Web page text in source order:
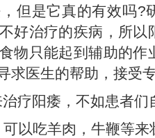
但是它真的有效吗?
好治疗的疾病，所以
物只能起到辅助的作
求医生的帮助，接受
疗阳痿，不如患者们
以吃羊肉，牛鞭等